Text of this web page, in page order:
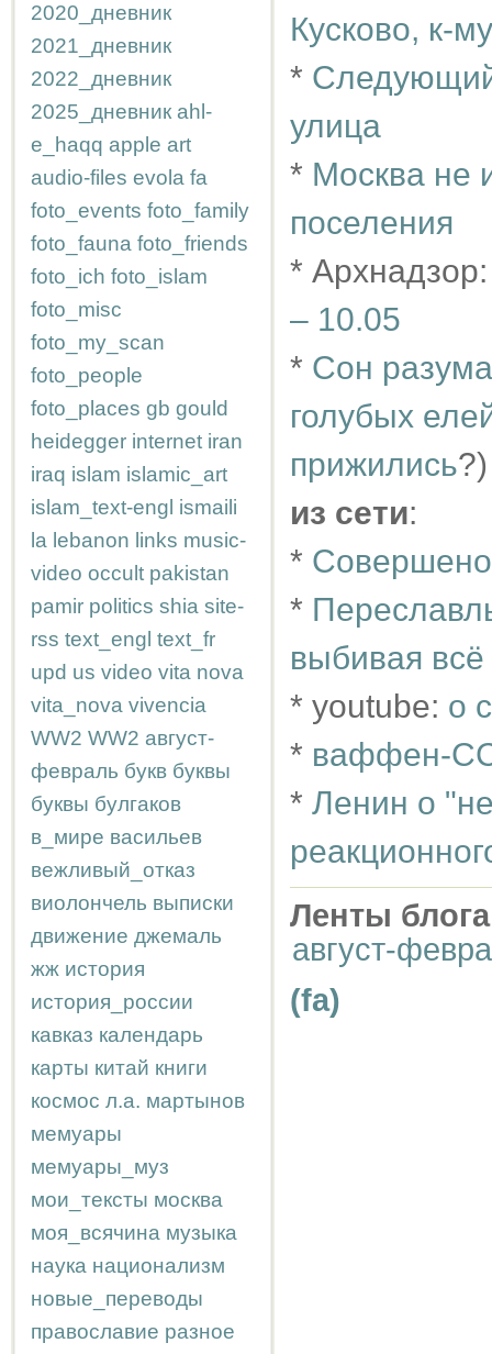
2020_дневник
2021_дневник
2022_дневник
2025_дневник ahl-
e_haqq apple art
audio-files evola fa
foto_events foto_family
foto_fauna foto_friends
foto_ich foto_islam
foto_misc
foto_my_scan
foto_people
foto_places gb gould
heidegger internet iran
iraq islam islamic_art
islam_text-engl ismaili
la lebanon links music-
video occult pakistan
pamir politics shia site-
rss text_engl text_fr
upd us video vita nova
vita_nova vivencia
WW2 WW2 август-
февраль букв буквы
буквы булгаков
в_мире васильев
вежливый_отказ
виолончель выписки
движение джемаль
жж история
история_россии
кавказ календарь
карты китай книги
космос л.а. мартынов
мемуары
мемуары_муз
мои_тексты москва
моя_всячина музыка
наука национализм
новые_переводы
православие разное
Кусково, к-
*
улица
* Москва не
поселения
*
– 10.05
* Сон
голубых
прижились?)
из сети:
*
*
выбивая всё
* youtube: о
* ваффен-
* Ленин о
Ленты
август-
(fa)